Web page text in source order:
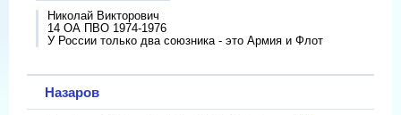
Николай Викторович
14 ОА ПВО 1974-1976
У России только два союзника - это Армия и Флот
Назаров